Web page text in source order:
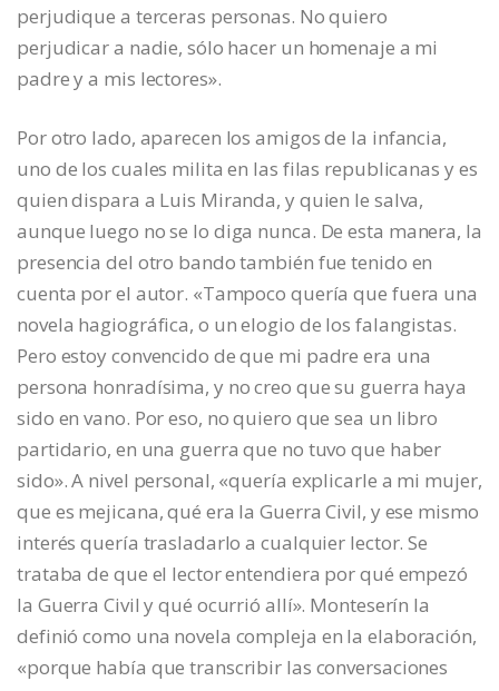
perjudique a terceras personas. No quiero
perjudicar a nadie, sólo hacer un homenaje a mi
padre y a mis lectores».
Por otro lado, aparecen los amigos de la infancia,
uno de los cuales milita en las filas republicanas y es
quien dispara a Luis Miranda, y quien le salva,
aunque luego no se lo diga nunca. De esta manera, la
presencia del otro bando también fue tenido en
cuenta por el autor. «Tampoco quería que fuera una
novela hagiográfica, o un elogio de los falangistas.
Pero estoy convencido de que mi padre era una
persona honradísima, y no creo que su guerra haya
sido en vano. Por eso, no quiero que sea un libro
partidario, en una guerra que no tuvo que haber
sido». A nivel personal, «quería explicarle a mi mujer,
que es mejicana, qué era la Guerra Civil, y ese mismo
interés quería trasladarlo a cualquier lector. Se
trataba de que el lector entendiera por qué empezó
la Guerra Civil y qué ocurrió allí». Monteserín la
definió como una novela compleja en la elaboración,
«porque había que transcribir las conversaciones